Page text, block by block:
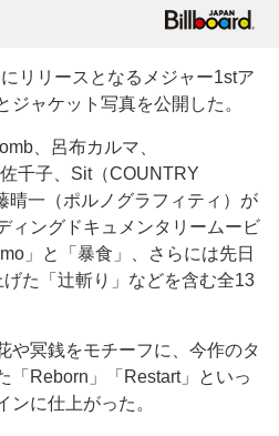
リリースとなるメジャー1stア
ジャケット写真を公開した。
、呂布カルマ、
千子、Sit（COUNTRY
晴一（ポルノグラフィティ）が
ィングドキュメンタリームービ
」と「暴食」、さらには先日
た「辻斬り」などを含む全13
冥銭をモチーフに、今作のタ
「Reborn」「Restart」といっ
ンに仕上がった。